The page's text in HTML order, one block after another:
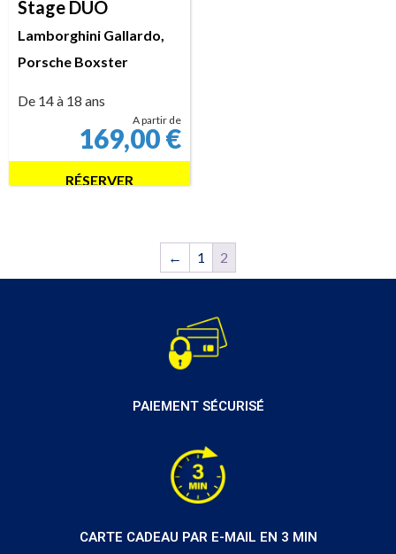
Stage DUO
Lamborghini Gallardo,
Porsche Boxster
De 14 à 18 ans
A partir de
169,00€
RÉSERVER
← 1 2
PAIEMENT SÉCURISÉ
CARTE CADEAU PAR E-MAIL EN 3 MIN